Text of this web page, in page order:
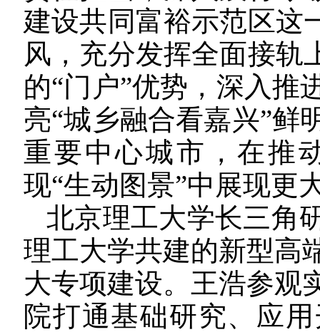
建设共同富裕示范区这
风，充分发挥全面接轨
的“门户”优势，深入推
亮“城乡融合看嘉兴”鲜
重要中心城市，在推
现“生动图景”中展现更
北京理工大学长三角
理工大学共建的新型高
大专项建设。王浩参观
院打通基础研究、应